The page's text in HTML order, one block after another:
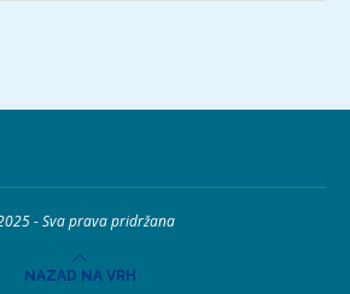
- Sva prava pridržana
NAZAD NA VRH